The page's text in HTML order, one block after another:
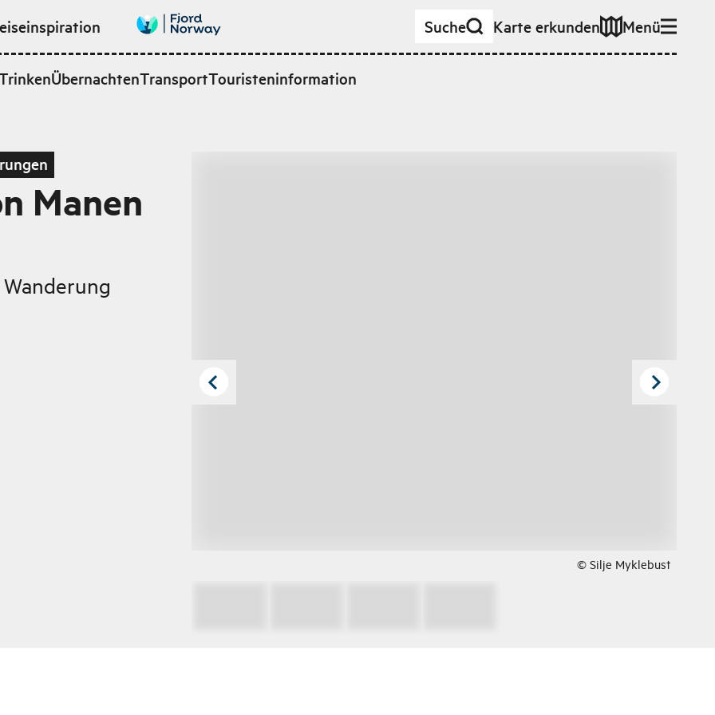
ÜbernachtenTransportTouristeninformation
Suche Karte erkunden Menü
Manen
© Silje Myklebust